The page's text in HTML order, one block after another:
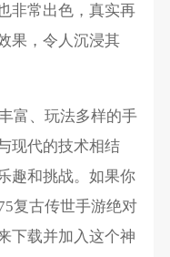
非常出色，真实再
果，令人沉浸其
富、玩法多样的手
现代的技术相结
趣和挑战。如果你
复古传世手游绝对
下载并加入这个神